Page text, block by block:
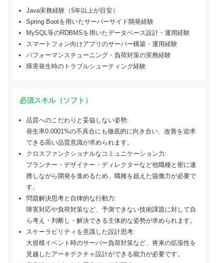
Java実務経験（5年以上が目安）
Spring Bootを用いたサーバーサイド開発経験
MySQL等のRDBMSを用いたデータベース設計・運用経験
スマートフォン向けアプリのサーバー構築・運用経験
パフォーマンスチューニング・負荷対策の実務経験
障害発生時のトラブルシューティング経験
必須スキル（ソフト）
品質へのこだわりと妥協しない姿勢:
発生率0.0001%の不具合にも徹底的に向き合い、改善を追求
できる高い品質意識が求められます。
クロスファンクショナルなコミュニケーション力:
プランナー・デザイナー・ディレクターなど他職種と密に連
携しながら開発を進めるため、職種を超えた協働力が必要で
す。
問題解決思考と自律的な行動力:
障害対応や負荷対策など、予測できない技術課題に対して自
ら考え・判断し・解決できる主体的な姿勢が求められます。
スケーラビリティを意識した設計思考:
大規模イベント時のサーバー負荷対策など、将来の拡張性を
見越したアーキテクチャ設計ができる能力が必要です。